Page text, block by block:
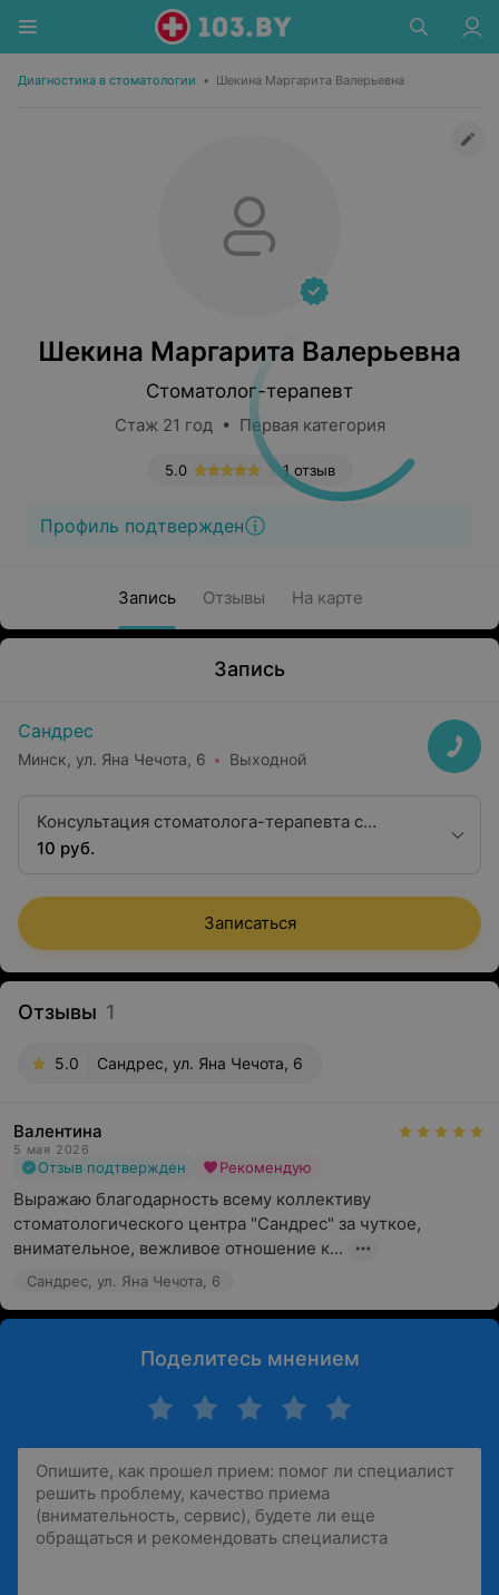
Диагностика в стоматологии • Шекина Маргарита Валерьевна
Шекина Маргарита Валерьевна
Стоматолог-терапевт
Стаж 21 год • Первая категория
1 отзыв
5.0
Профиль подтвержден
Запись Отзывы На карте
Запись
Сандрес
Минск, ул. Яна Чечота, 6 Выходной
Консультация стоматолога-терапевта с
составлением плана лечения
10 руб.
Записаться
Отзывы 1
5.0 Сандрес, ул. Яна Чечота, 6
Валентина
5 мая 2026
Отзыв подтвержден Рекомендую
Выражаю благодарность всему коллективу
стоматологического центра "Сандрес" за чуткое,
внимательное, вежливое отношение к...
Сандрес, ул. Яна Чечота, 6
Поделитесь мнением